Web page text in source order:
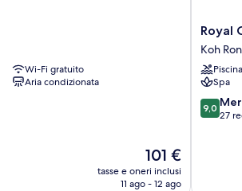
Wi-Fi gratuito
Aria condizionata
Il
prezzo
attuale
101 €
tasse e oneri inclusi
11 ago - 12 ago
Royal
C
Beach
Resort
Koh
Rong
Royal
Koh
Piscina
Spa
9.0
su
9,0
27